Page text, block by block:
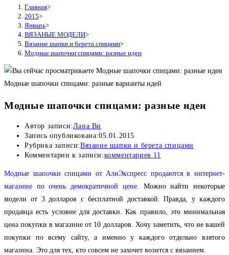
Главная>
2015>
Январь>
ВЯЗАНЫЕ МОДЕЛИ>
Вязание шапки и берета спицами>
Модные шапочки спицами: разные идеи
Модные шапочки спицами: разные варианты идей
Модные шапочки спицами: разные идеи
Автор записи:Лана Ви
Запись опубликована:05.01.2015
Рубрика записи:Вязание шапки и берета спицами
Комментарии к записи:комментариев 11
Модные шапочки спицами от АлиЭкспресс продаются в интернет-
магазине по очень демократичной цене. Можно найти некоторые
модели от 3 долларов с бесплатной доставкой. Правда, у каждого
продавца есть условие для доставки. Как правило, это минимальная
цена покупки в магазине от 10 долларов. Хочу заметить, что не вашей
покупки по всему сайту, а именно у каждого отдельно взятого
магазина. Это для тех, кто совсем не захочет возится с вязанием.